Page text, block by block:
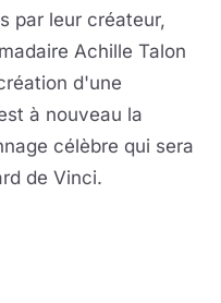
par leur créateur,
Achille Talon
d'une
à nouveau la
célèbre qui sera
de Vinci.